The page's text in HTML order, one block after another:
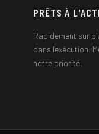
PRÊTS À
Rapidement sur
dans l'exécution.
notre priorité.